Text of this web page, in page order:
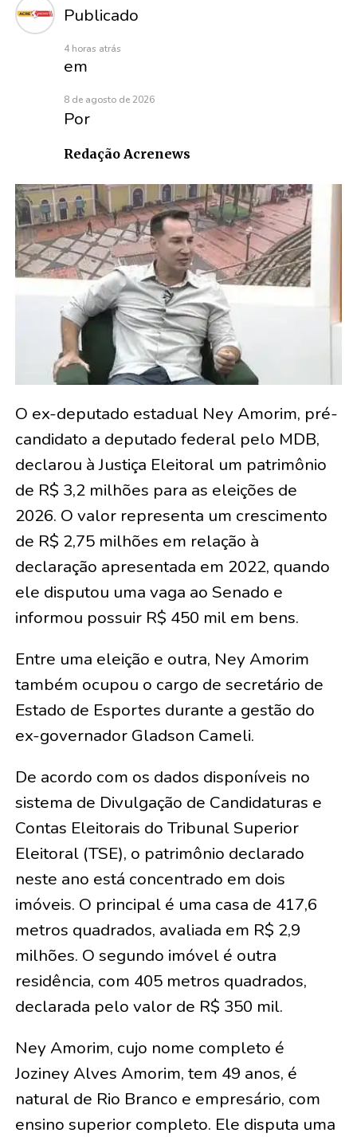
Publicado
4 horas atrás
em
8 de agosto de 2026
Por
Redação Acrenews
O ex-deputado estadual Ney Amorim, pré-
candidato a deputado federal pelo MDB,
declarou à Justiça Eleitoral um patrimônio
de R$ 3,2 milhões para as eleições de
2026. O valor representa um crescimento
de R$ 2,75 milhões em relação à
declaração apresentada em 2022, quando
ele disputou uma vaga ao Senado e
informou possuir R$ 450 mil em bens.
Entre uma eleição e outra, Ney Amorim
também ocupou o cargo de secretário de
Estado de Esportes durante a gestão do
ex-governador Gladson Cameli.
De acordo com os dados disponíveis no
sistema de Divulgação de Candidaturas e
Contas Eleitorais do Tribunal Superior
Eleitoral (TSE), o patrimônio declarado
neste ano está concentrado em dois
imóveis. O principal é uma casa de 417,6
metros quadrados, avaliada em R$ 2,9
milhões. O segundo imóvel é outra
residência, com 405 metros quadrados,
declarada pelo valor de R$ 350 mil.
Ney Amorim, cujo nome completo é
Joziney Alves Amorim, tem 49 anos, é
natural de Rio Branco e empresário, com
ensino superior completo. Ele disputa uma